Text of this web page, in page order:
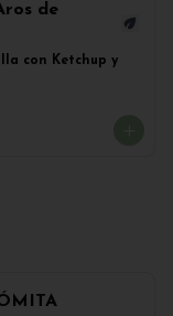
de
con Ketchup y